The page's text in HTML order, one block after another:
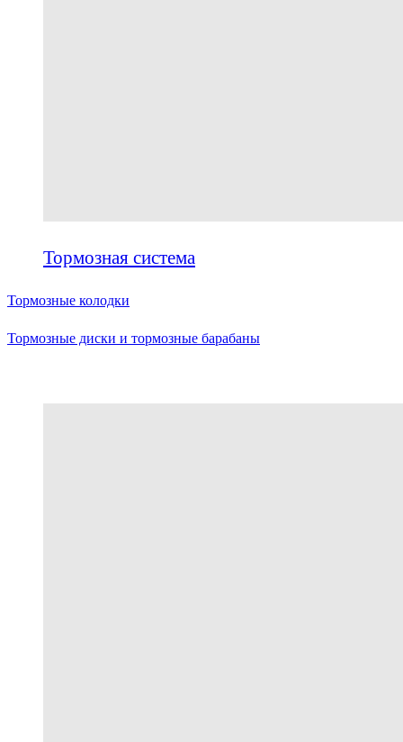
Тормозная система
Тормозные колодки
Тормозные диски и тормозные барабаны